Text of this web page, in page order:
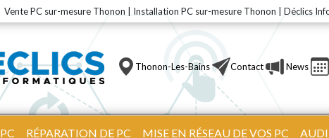
Vente PC sur-mesure Thonon | Installation PC sur-mesure Thonon | Déclics
Thonon-Les-Bains Contact News
RÉPARATION DE PC MISE EN RÉSEAU DE VOS PC